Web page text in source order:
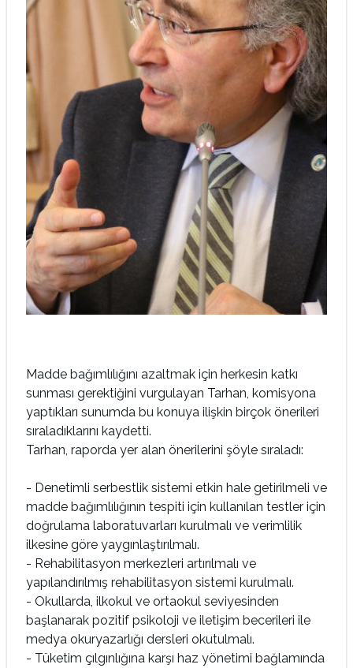
Madde bağımlılığını azaltmak için herkesin katkı
sunması gerektiğini vurgulayan Tarhan, komisyona
yaptıkları sunumda bu konuya ilişkin birçok önerileri
sıraladıklarını kaydetti.
Tarhan, raporda yer alan önerilerini şöyle sıraladı:
- Denetimli serbestlik sistemi etkin hale getirilmeli ve
madde bağımlılığının tespiti için kullanılan testler için
doğrulama laboratuvarları kurulmalı ve verimlilik
ilkesine göre yaygınlaştırılmalı.
- Rehabilitasyon merkezleri artırılmalı ve
yapılandırılmış rehabilitasyon sistemi kurulmalı.
- Okullarda, ilkokul ve ortaokul seviyesinden
başlanarak pozitif psikoloji ve iletişim becerileri ile
medya okuryazarlığı dersleri okutulmalı.
- Tüketim çılgınlığına karşı haz yönetimi bağlamında